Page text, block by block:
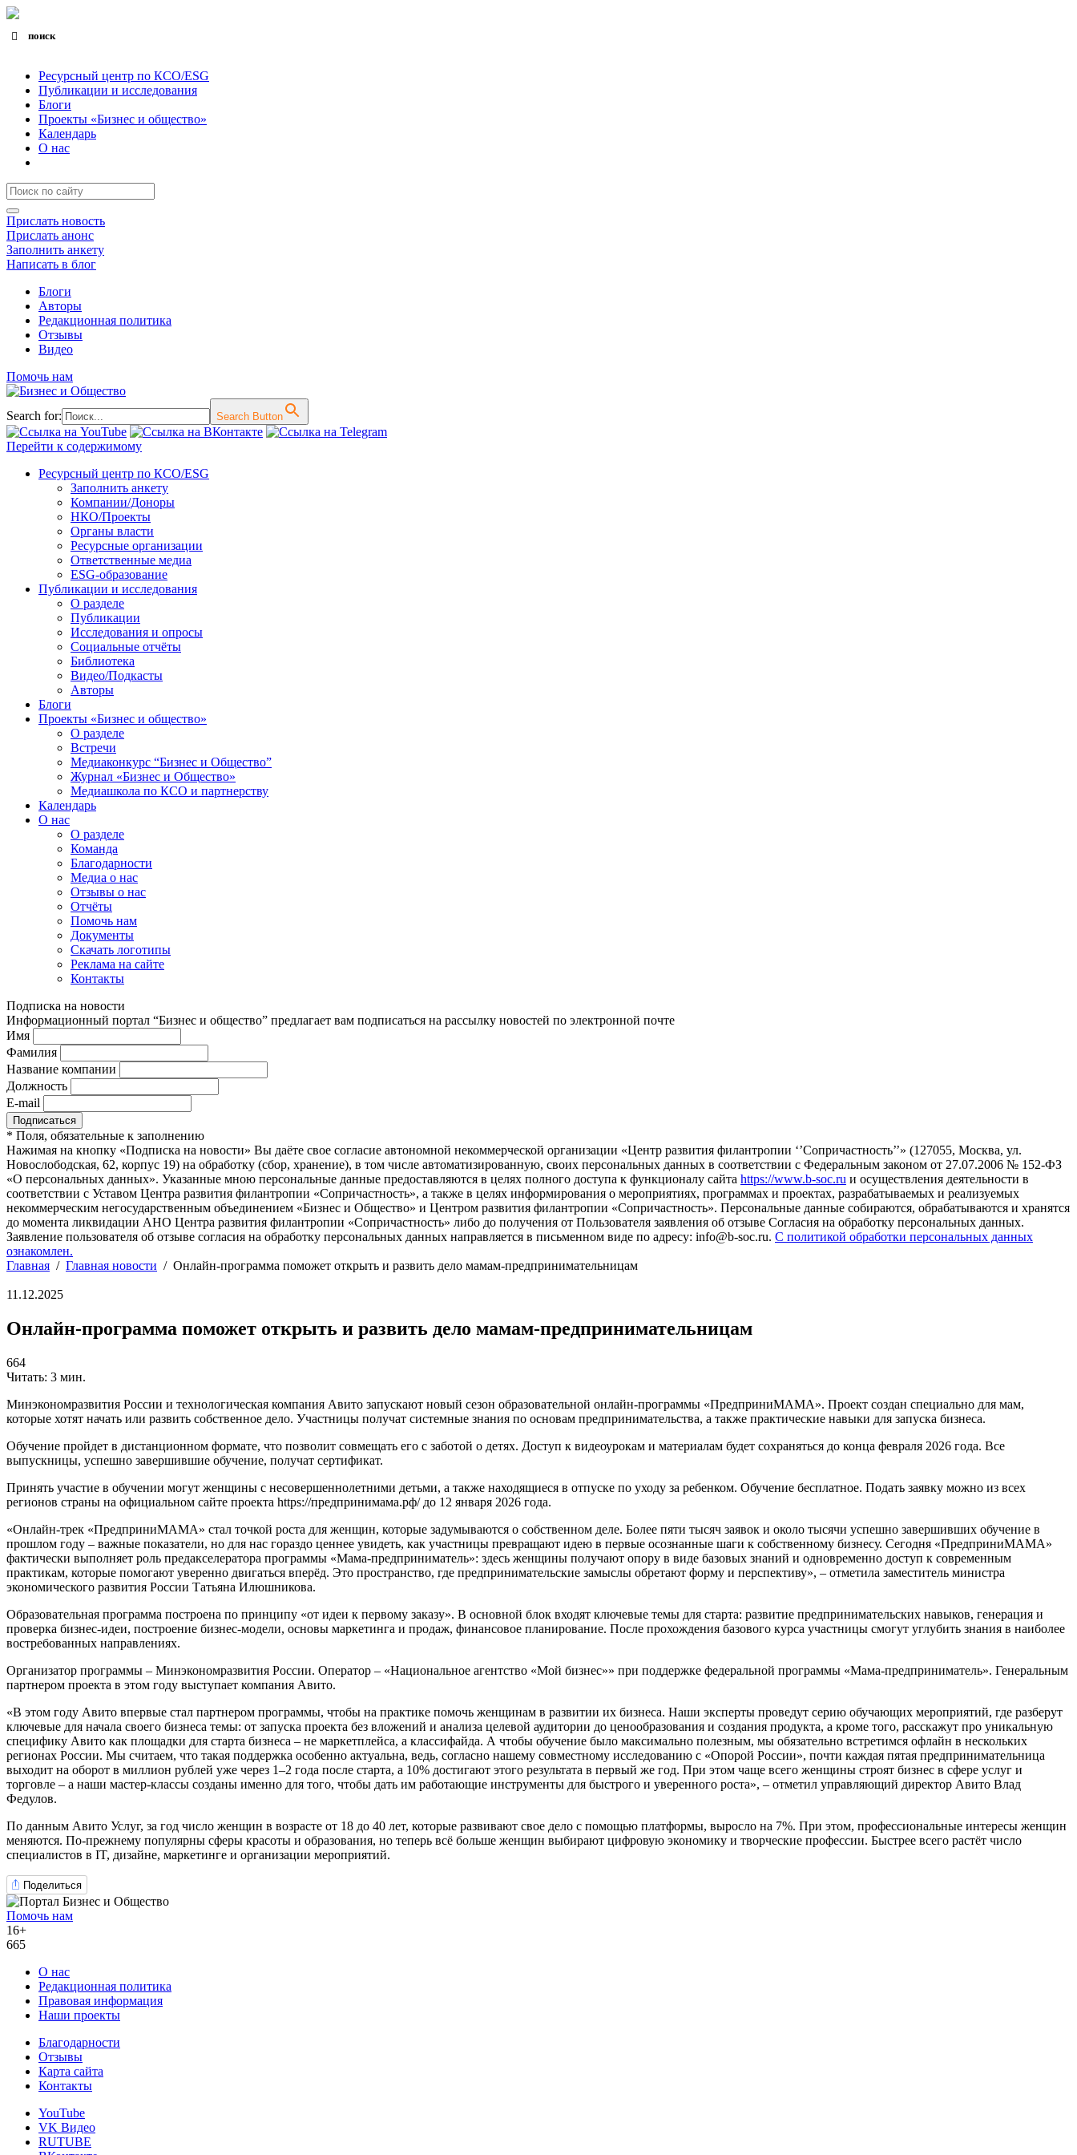
поиск
Ресурсный центр по КСО/ESG
Публикации и исследования
Блоги
Проекты «Бизнес и общество»
Календарь
О нас
Прислать новость
Прислать анонс
Заполнить анкету
Написать в блог
Блоги
Авторы
Редакционная политика
Отзывы
Видео
Помочь нам
Search for: Search Button
Перейти к содержимому
Ресурсный центр по КСО/ESG
Заполнить анкету
Компании/Доноры
НКО/Проекты
Органы власти
Ресурсные организации
Ответственные медиа
ESG-образование
Публикации и исследования
О разделе
Публикации
Исследования и опросы
Социальные отчёты
Библиотека
Видео/Подкасты
Авторы
Блоги
Проекты «Бизнес и общество»
О разделе
Встречи
Медиаконкурс “Бизнес и Общество”
Журнал «Бизнес и Общество»
Медиашкола по КСО и партнерству
Календарь
О нас
О разделе
Команда
Благодарности
Медиа о нас
Отзывы о нас
Отчёты
Помочь нам
Документы
Скачать логотипы
Реклама на сайте
Контакты
Подписка на новости
Информационный портал “Бизнес и общество” предлагает вам подписаться на рассылку новостей по электронной почте
Имя
Фамилия
Название компании
Должность
E-mail
* Поля, обязательные к заполнению
Нажимая на кнопку «Подписка на новости» Вы даёте свое согласие автономной некоммерческой организации «Центр развития филантропии ‘’Сопричастность’’» (127055, Москва, ул.
Новослободская, 62, корпус 19) на обработку (сбор, хранение), в том числе автоматизированную, своих персональных данных в соответствии с Федеральным законом от 27.07.2006 № 152-ФЗ
«О персональных данных». Указанные мною персональные данные предоставляются в целях полного доступа к функционалу сайта https://www.b-soc.ru и осуществления деятельности в
соответствии с Уставом Центра развития филантропии «Сопричастность», а также в целях информирования о мероприятиях, программах и проектах, разрабатываемых и реализуемых
некоммерческим негосударственным объединением «Бизнес и Общество» и Центром развития филантропии «Сопричастность». Персональные данные собираются, обрабатываются и хранятся
до момента ликвидации АНО Центра развития филантропии «Сопричастность» либо до получения от Пользователя заявления об отзыве Согласия на обработку персональных данных.
Заявление пользователя об отзыве согласия на обработку персональных данных направляется в письменном виде по адресу: info@b-soc.ru. С политикой обработки персональных данных
ознакомлен.
Главная / Главная новости / Онлайн-программа поможет открыть и развить дело мамам-предпринимательницам
11.12.2025
Онлайн-программа поможет открыть и развить дело мамам-предпринимательницам
664
Читать: 3 мин.
Минэкономразвития России и технологическая компания Авито запускают новый сезон образовательной онлайн-программы «ПредприниМАМА». Проект создан специально для мам,
которые хотят начать или развить собственное дело. Участницы получат системные знания по основам предпринимательства, а также практические навыки для запуска бизнеса.
Обучение пройдет в дистанционном формате, что позволит совмещать его с заботой о детях. Доступ к видеоурокам и материалам будет сохраняться до конца февраля 2026 года. Все
выпускницы, успешно завершившие обучение, получат сертификат.
Принять участие в обучении могут женщины с несовершеннолетними детьми, а также находящиеся в отпуске по уходу за ребенком. Обучение бесплатное. Подать заявку можно из всех
регионов страны на официальном сайте проекта https://предпринимама.рф/ до 12 января 2026 года.
«Онлайн-трек «ПредприниМАМА» стал точкой роста для женщин, которые задумываются о собственном деле. Более пяти тысяч заявок и около тысячи успешно завершивших обучение в
прошлом году – важные показатели, но для нас гораздо ценнее увидеть, как участницы превращают идею в первые осознанные шаги к собственному бизнесу. Сегодня «ПредприниМАМА»
фактически выполняет роль предакселератора программы «Мама-предприниматель»: здесь женщины получают опору в виде базовых знаний и одновременно доступ к современным
практикам, которые помогают уверенно двигаться вперёд. Это пространство, где предпринимательские замыслы обретают форму и перспективу», – отметила заместитель министра
экономического развития России Татьяна Илюшникова.
Образовательная программа построена по принципу «от идеи к первому заказу». В основной блок входят ключевые темы для старта: развитие предпринимательских навыков, генерация и
проверка бизнес-идеи, построение бизнес-модели, основы маркетинга и продаж, финансовое планирование. После прохождения базового курса участницы смогут углубить знания в наиболее
востребованных направлениях.
Организатор программы – Минэкономразвития России. Оператор – «Национальное агентство «Мой бизнес»» при поддержке федеральной программы «Мама-предприниматель». Генеральным
партнером проекта в этом году выступает компания Авито.
«В этом году Авито впервые стал партнером программы, чтобы на практике помочь женщинам в развитии их бизнеса. Наши эксперты проведут серию обучающих мероприятий, где разберут
ключевые для начала своего бизнеса темы: от запуска проекта без вложений и анализа целевой аудитории до ценообразования и создания продукта, а кроме того, расскажут про уникальную
специфику Авито как площадки для старта бизнеса – не маркетплейса, а классифайда. А чтобы обучение было максимально полезным, мы обязательно встретимся офлайн в нескольких
регионах России. Мы считаем, что такая поддержка особенно актуальна, ведь, согласно нашему совместному исследованию с «Опорой России», почти каждая пятая предпринимательница
выходит на оборот в миллион рублей уже через 1–2 года после старта, а 10% достигают этого результата в первый же год. При этом чаще всего женщины строят бизнес в сфере услуг и
торговле – а наши мастер-классы созданы именно для того, чтобы дать им работающие инструменты для быстрого и уверенного роста», – отметил управляющий директор Авито Влад
Федулов.
По данным Авито Услуг, за год число женщин в возрасте от 18 до 40 лет, которые развивают свое дело с помощью платформы, выросло на 7%. При этом, профессиональные интересы женщин
меняются. По-прежнему популярны сферы красоты и образования, но теперь всё больше женщин выбирают цифровую экономику и творческие профессии. Быстрее всего растёт число
специалистов в IT, дизайне, маркетинге и организации мероприятий.
Поделиться
Помочь нам
16+
665
О нас
Редакционная политика
Правовая информация
Наши проекты
Благодарности
Отзывы
Карта сайта
Контакты
YouTube
VK Видео
RUTUBE